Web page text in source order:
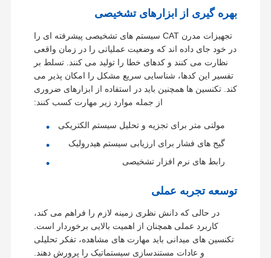
بهره گیری از ابزارهای تشخیصی
تجهیزات مدرن CAT سیستم های تشخیصی پیشرفته ای را
در خود جای داده اند که وضعیت عملیاتی را در زمان واقعی
نظارت می کنند و کدهای خطا را تولید می کنند. تسلط بر
تفسیر این کدها، شناسایی سریع مشکل را امکان پذیر می
کند. تکنسین ها همچنین باید در استفاده از ابزارهای ضروری
از جمله موارد زیر مهارت کسب کنند:
مولتی متر برای تجزیه و تحلیل سیستم الکتریکی
گیج های فشار برای ارزیابی سیستم هیدرولیک
رابط های نرم افزار تشخیصی
توسعه تجربه عملی
در حالی که دانش نظری زمینه لازم را فراهم می کند،
کاربرد عملی همچنان از اهمیت بالایی برخوردار است.
تکنسین های میدانی باید مهارت های مشاهده، تفکر تحلیلی
و عادات مستندسازی سیستماتیک را پرورش دهند.